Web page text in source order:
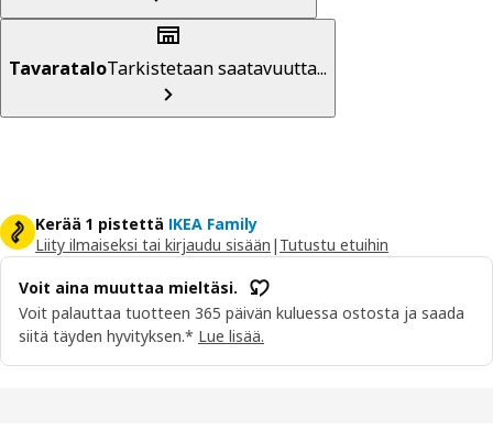
TavarataloTarkistetaan saatavuutta...
Kerää 1 pistettä IKEA Family
Liity ilmaiseksi tai kirjaudu sisään | Tutustu etuihin
Voit aina muuttaa mieltäsi.
Voit palauttaa tuotteen 365 päivän kuluessa ostosta ja saada
siitä täyden hyvityksen.* Lue lisää.